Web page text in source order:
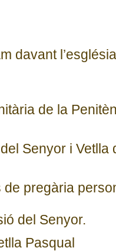
davant
de la
Senyor i Vetlla
de pregària
del Senyor.
Pasqual